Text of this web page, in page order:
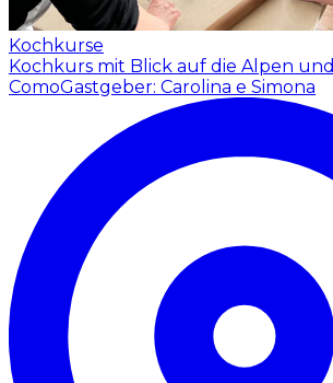
Kochkurse
Kochkurs mit Blick auf die Alpen und
ComoGastgeber: Carolina e Simona